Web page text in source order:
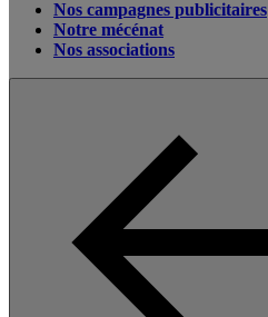
Nos campagnes publicitaires
Notre mécénat
Nos associations